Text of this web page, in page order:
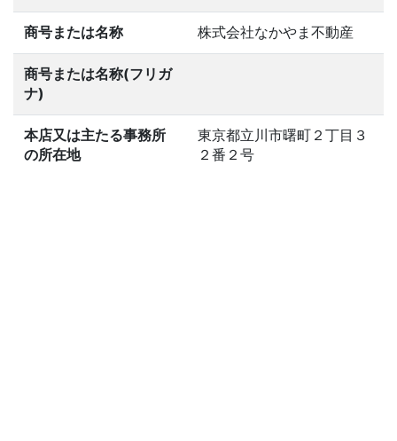
商号または名称 株式会社なかやま不動産
商号または名称(フリガ
ナ)
本店又は主たる事務所
の所在地
東京都立川市曙町２丁目３
２番２号